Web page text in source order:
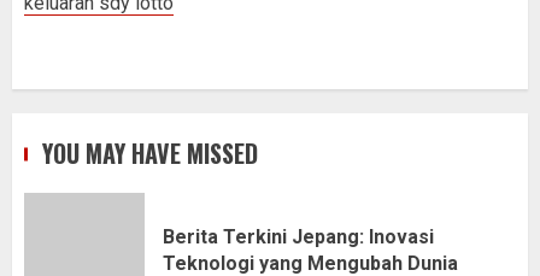
YOU MAY HAVE MISSED
Berita Terkini Jepang: Inovasi
Teknologi yang Mengubah Dunia